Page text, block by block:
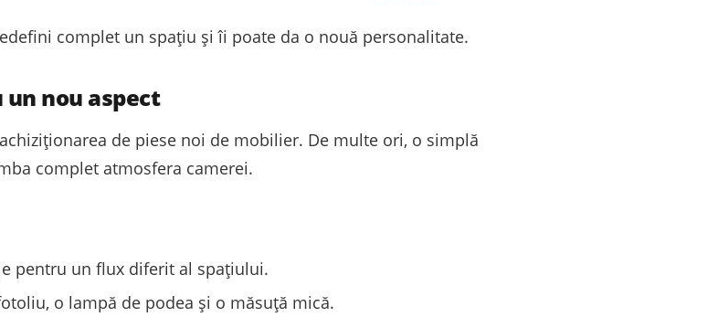
complet un spațiu și îi poate da o nouă personalitate.
nou aspect
de piese noi de mobilier. De multe ori, o simplă
complet atmosfera camerei.
pentru un flux diferit al spațiului.
o lampă de podea și o măsuță mică.